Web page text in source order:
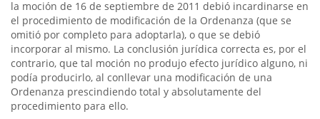
la moción de 16 de septiembre de 2011 debió incardinarse en
el procedimiento de modificación de la Ordenanza (que se
omitió por completo para adoptarla), o que se debió
incorporar al mismo. La conclusión jurídica correcta es, por el
contrario, que tal moción no produjo efecto jurídico alguno, ni
podía producirlo, al conllevar una modificación de una
Ordenanza prescindiendo total y absolutamente del
procedimiento para ello.